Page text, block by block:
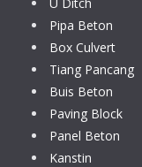
Pipa Beton
Box Culvert
Tiang Pancang
Buis Beton
Paving Block
Panel Beton
Kanstin